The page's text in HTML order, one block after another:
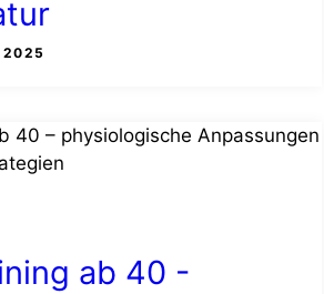
2025
ab 40 -